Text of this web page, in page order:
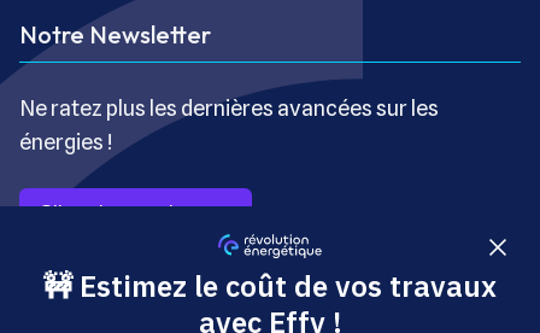
Notre Newsletter
Ne ratez plus les dernières avancées sur les
énergies !
S’inscrire gratuitement
Copyright © Révolution Énergétique - Tous droits réservés